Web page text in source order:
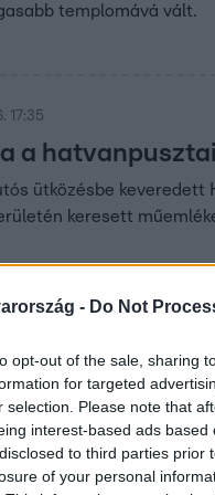
- Do Not
opt-out of the sale, sharing
for targeted
selection. Please note that
interest-based ads
to third parties
of your personal
templomává vált.
17:35
a
ütközésbe
keresett
Bank elnökének
ki, hogy üveg
Így tudja az építési
hiába akarták a
ő nem építési